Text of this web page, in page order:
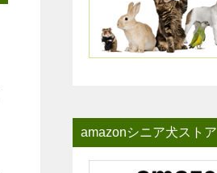
amazonシニア犬ストア